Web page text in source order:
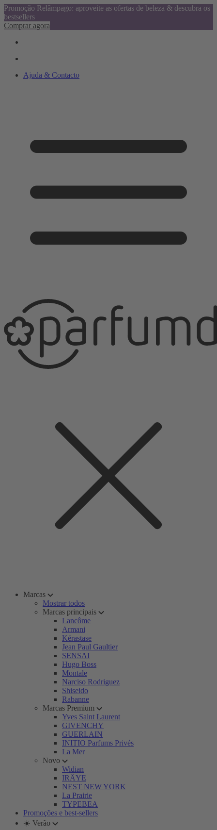
Promoção Relâmpago: aproveite as ofertas de beleza & descubra os
bestsellers
Comprar agora
Ajuda & Contacto
Marcas
Mostrar todos
Marcas principais
Lancôme
Armani
Kérastase
Jean Paul Gaultier
SENSAI
Hugo Boss
Montale
Narciso Rodriguez
Shiseido
Rabanne
Marcas Premium
Yves Saint Laurent
GIVENCHY
GUERLAIN
INITIO Parfums Privés
La Mer
Novo
Widian
IRÄYE
NEST NEW YORK
La Prairie
TYPEBEA
Promoções e best-sellers
☀️ Verão